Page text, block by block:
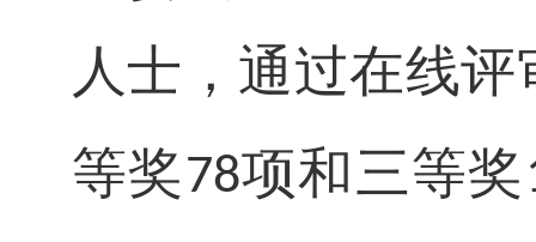
人士，通过在线
等奖78项和三等奖